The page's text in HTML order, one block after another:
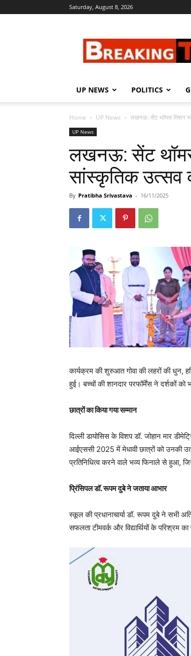
Saturday, August 8, 2026
UP NEWS POLITICS
Home UP News लखनऊ: सेंट थॉमस मिशन
UP News
लखनऊ: सेंट थॉमस
सांस्कृतिक उत्सव
By Pratibha Srivastava - 16/11/2025
कार्यक्रम की शुरुआत गोवा की लहरों की धुन,
हुई। बच्चों की शानदार परफॉर्मेंस ने दर्शकों
छात्रों का किया गया सम्मान
दिल्ली डायोसिस के विशप डॉ. जोहान मार
आईएससी 2025 में मेधावी छात्रों को उनकी
प्रतिनिधित्व करने वाले भव्य फिनाले से हुआ,
प्रिंसिपल डॉ. रूपम दुबे ने जताया आभार
स्कूल की प्रधानाचार्या डॉ. रूपम दुबे ने सभी
सफलता टीमवर्क और विद्यार्थियों के परिश्रम